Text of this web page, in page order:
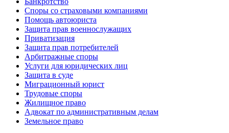
Споры со страховыми компаниями
Помощь автоюриста
Защита прав военнослужащих
Приватизация
Защита прав потребителей
Арбитражные споры
Услуги для юридических лиц
Защита в суде
Миграционный юрист
Трудовые споры
Жилищное право
Адвокат по административным делам
Земельное право